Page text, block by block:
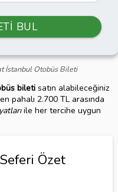
BUL
İstanbul Otobüs Bileti
biletisatın alabileceğiniz
pahalı 2.700 TL arasında
ile her tercihe uygun
Özet